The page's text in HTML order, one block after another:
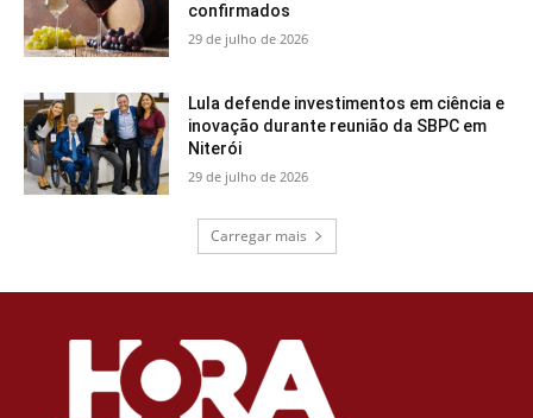
confirmados
29 de julho de 2026
Lula defende investimentos em ciência e
inovação durante reunião da SBPC em
Niterói
29 de julho de 2026
Carregar mais